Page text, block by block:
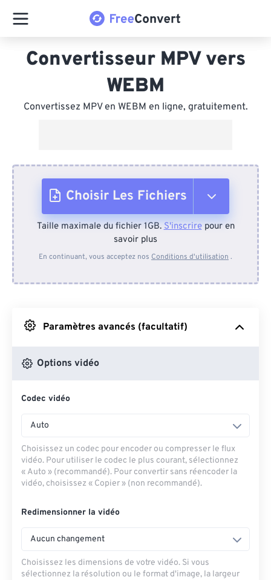
Convertisseur MPV vers
WEBM
Convertissez MPV en WEBM en ligne, gratuitement.
Choisir Les Fichiers
Depuis l'appareil
Depuis Google Drive
Depuis OneDrive
Taille maximale du fichier 1GB.S'inscrirepour en
savoir plus
En continuant, vous acceptez nos Conditions d'utilisation .
Paramètres avancés (facultatif)
Options vidéo
Codec vidéo
Auto
Choisissez un codec pour encoder ou compresser le flux
vidéo. Pour utiliser le codec le plus courant, sélectionnez
« Auto » (recommandé). Pour convertir sans réencoder la
vidéo, choisissez « Copier » (non recommandé).
Redimensionner la vidéo
Aucun changement
Choisissez les dimensions de votre vidéo. Si vous
sélectionnez la résolution ou le format d'image, la largeur